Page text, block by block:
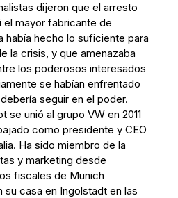
dijeron que el arresto
mayor fabricante de
había hecho lo suficiente para
la crisis, y que amenazaba
los poderosos interesados
se habían enfrentado
seguir en el poder.
se unió al grupo VW en 2011
como presidente y CEO
Ha sido miembro de la
y marketing desde
fiscales de Munich
su casa en Ingolstadt en las